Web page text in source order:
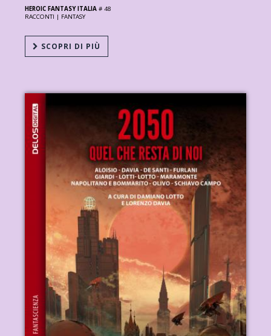
HEROIC FANTASY ITALIA # 48
RACCONTI | FANTASY
SCOPRI DI PIÙ